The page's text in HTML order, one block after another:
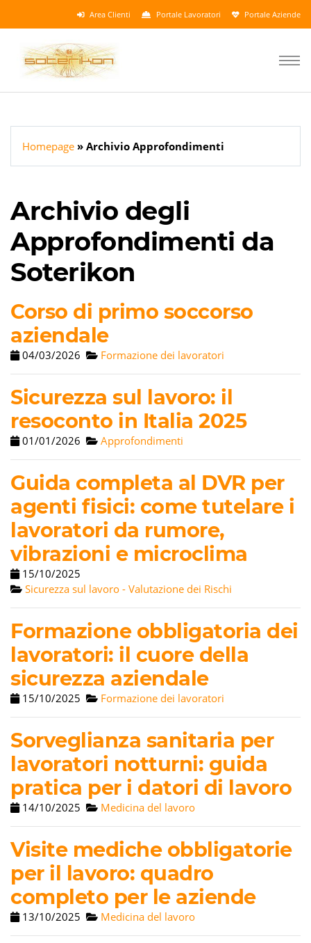
Area Clienti Portale Lavoratori Portale Aziende
Homepage Archivio Approfondimenti
Archivio degli
Approfondimenti da
Soterikon
Corso di primo soccorso
aziendale
04/03/2026 Formazione dei lavoratori
Sicurezza sul lavoro: il
resoconto in Italia 2025
01/01/2026 Approfondimenti
Guida completa al DVR per
agenti fisici: come tutelare i
lavoratori da rumore,
vibrazioni e microclima
15/10/2025
Sicurezza sul lavoro - Valutazione dei Rischi
Formazione obbligatoria dei
lavoratori: il cuore della
sicurezza aziendale
15/10/2025 Formazione dei lavoratori
Sorveglianza sanitaria per
lavoratori notturni: guida
pratica per i datori di lavoro
14/10/2025 Medicina del lavoro
Visite mediche obbligatorie
per il lavoro: quadro
completo per le aziende
13/10/2025 Medicina del lavoro